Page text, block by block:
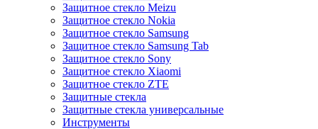
Защитное стекло Meizu
Защитное стекло Nokia
Защитное стекло Samsung
Защитное стекло Samsung Tab
Защитное стекло Sony
Защитное стекло Xiaomi
Защитное стекло ZTE
Защитные стекла
Защитные стекла универсальные
Инструменты